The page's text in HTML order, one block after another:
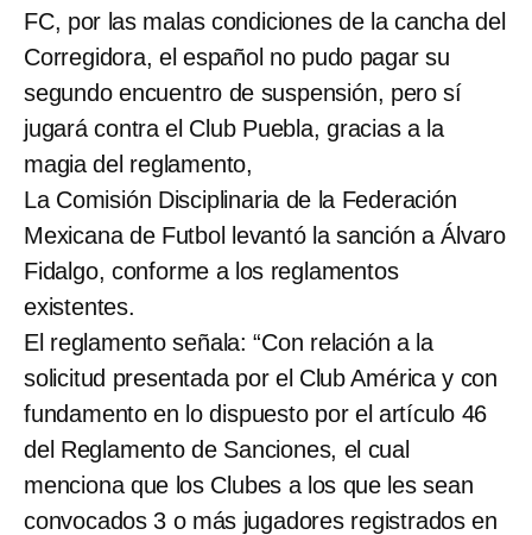
FC, por las malas condiciones de la cancha del
Corregidora, el español no pudo pagar su
segundo encuentro de suspensión, pero sí
jugará contra el Club Puebla, gracias a la
magia del reglamento,
La Comisión Disciplinaria de la Federación
Mexicana de Futbol levantó la sanción a Álvaro
Fidalgo, conforme a los reglamentos
existentes.
El reglamento señala: “Con relación a la
solicitud presentada por el Club América y con
fundamento en lo dispuesto por el artículo 46
del Reglamento de Sanciones, el cual
menciona que los Clubes a los que les sean
convocados 3 o más jugadores registrados en